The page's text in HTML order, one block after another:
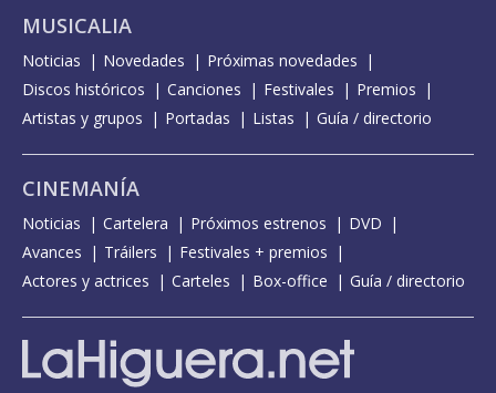
MUSICALIA
Noticias Novedades
Próximas novedades
Discos históricos
Canciones Festivales
Premios
Artistas y grupos
Portadas Listas Guía / directorio
CINEMANÍA
Noticias Cartelera Próximos estrenos
DVD
Avances
Tráilers
Festivales + premios
Actores y actrices
Carteles Box-office Guía / directorio